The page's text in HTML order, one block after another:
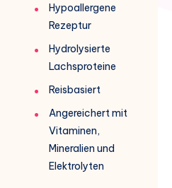
Hypoallergene
Rezeptur
Hydrolysierte
Lachsproteine
Reisbasiert
Angereichert mit
Vitaminen,
Mineralien und
Elektrolyten